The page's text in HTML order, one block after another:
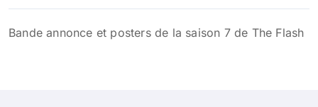
Bande annonce et posters de la saison 7 de The Flash